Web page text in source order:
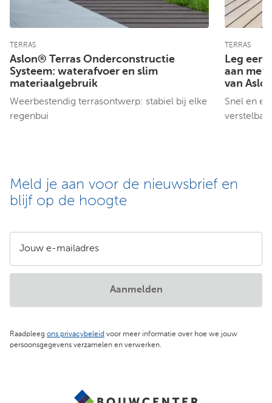
TERRAS
Aslon® Terras Onderconstructie
Systeem: waterafvoer en slim
materiaalgebruik
Weerbestendig terrasontwerp: stabiel bij elke
regenbui
TERRAS
Leg
aan met
van
Snel en
Meld je aan voor de nieuwsbrief en
blijf op de hoogte
Jouw e-mailadres
Raadpleeg ons privacybeleid voor meer informatie over hoe we jouw
persoonsgegevens verzamelen en verwerken.
Aanmelden